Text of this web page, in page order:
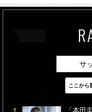
サ
最新
「本田
ここから